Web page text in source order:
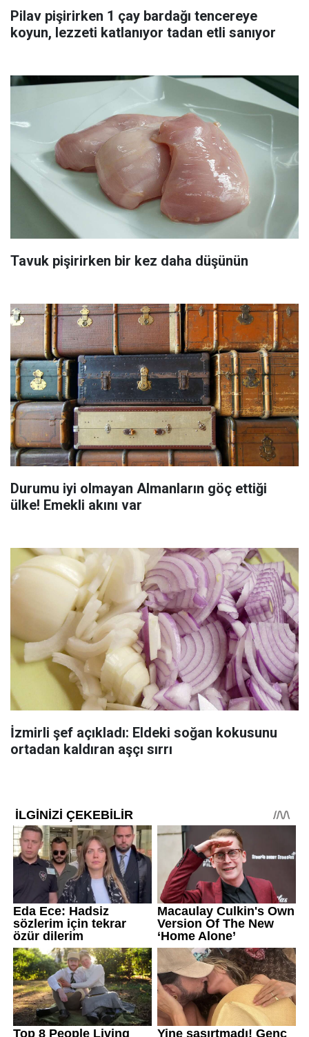
Pilav pişirirken 1 çay bardağı tencereye
koyun, lezzeti katlanıyor tadan etli sanıyor
Tavuk pişirirken bir kez daha düşünün
Durumu iyi olmayan Almanların göç ettiği
ülke! Emekli akını var
İzmirli şef açıkladı: Eldeki soğan kokusunu
ortadan kaldıran aşçı sırrı